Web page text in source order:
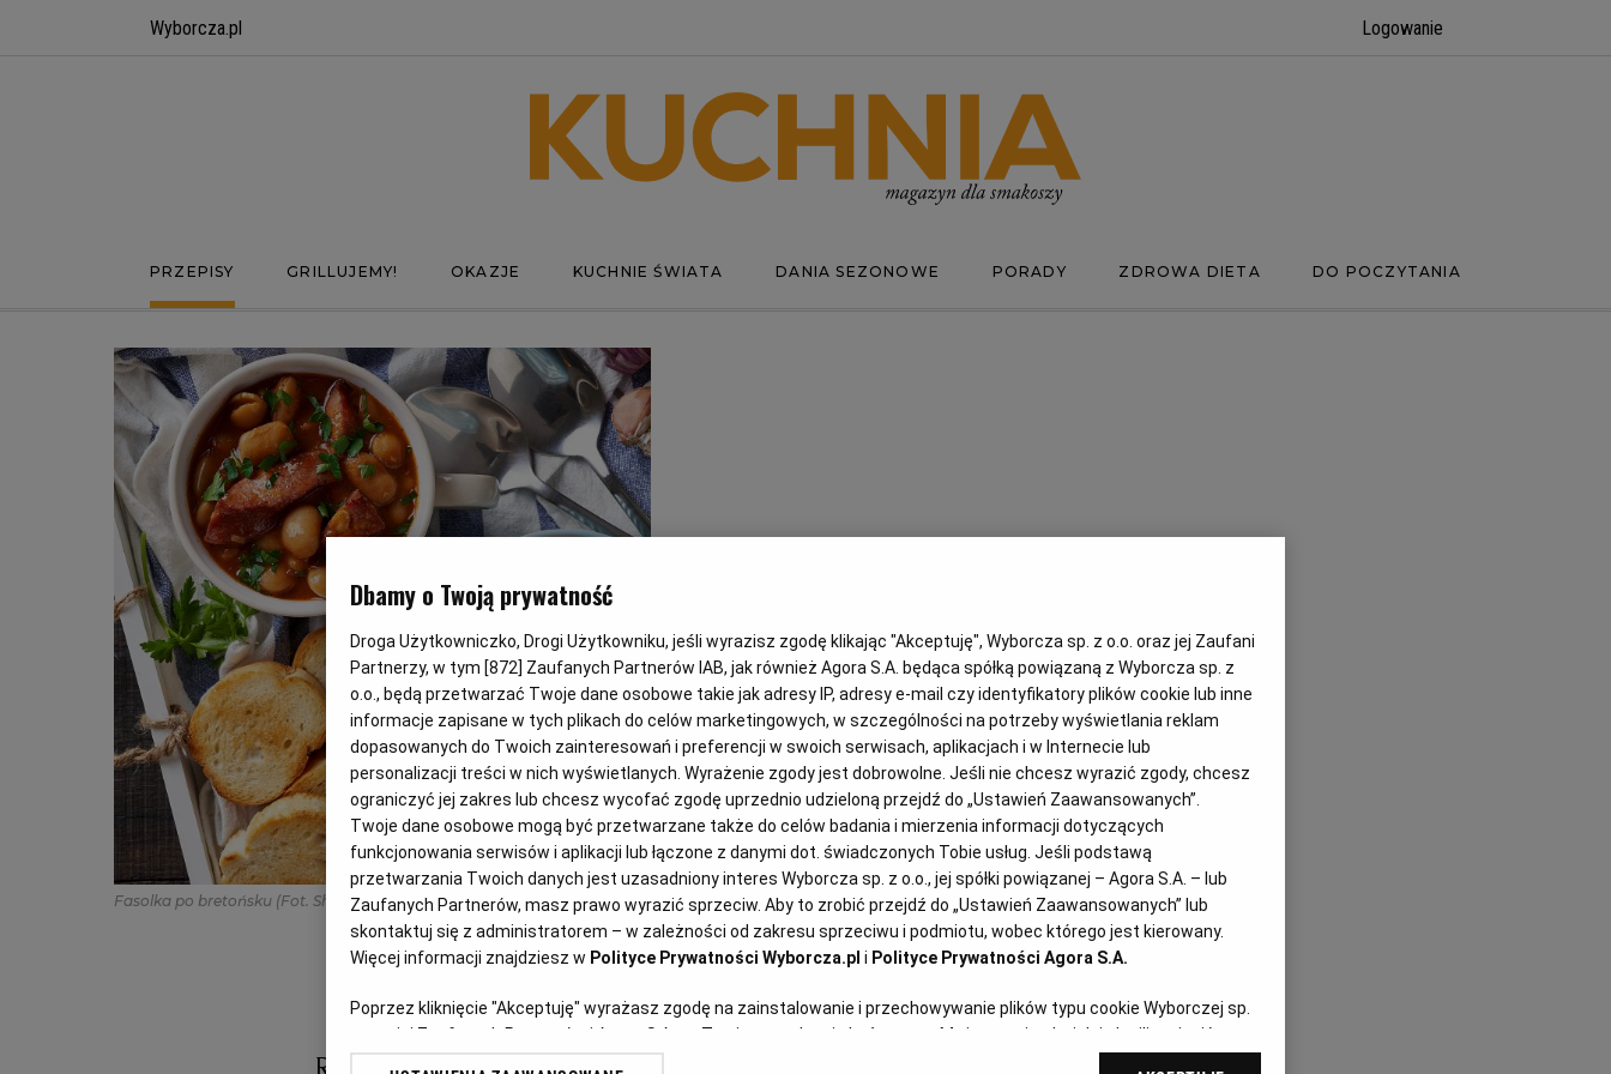
Wyborcza.pl Logowanie
PRZEPISY GRILLUJEMY! OKAZJE KUCHNIE ŚWIATA DANIA SEZONOWE PORADY ZDROWA DIETA DO POCZYTANIA
Fasolka po bretońsku
Anna Gaik 16.10.2024
Fasolka po bretońsku (Fot. Shutterstock)
Dbamy o Twoją prywatność
Droga Użytkowniczko, Drogi Użytkowniku, jeśli wyrazisz zgodę klikając "Akceptuję", Wyborcza sp. z o.o. oraz jej Zaufani
Partnerzy, w tym [872] Zaufanych Partnerów IAB, jak również Agora S.A. będąca spółką powiązaną z Wyborcza sp. z
o.o., będą przetwarzać Twoje dane osobowe takie jak adresy IP, adresy e-mail czy identyfikatory plików cookie lub inne
informacje zapisane w tych plikach do celów marketingowych, w szczególności na potrzeby wyświetlania reklam
dopasowanych do Twoich zainteresowań i preferencji w swoich serwisach, aplikacjach i w Internecie lub
personalizacji treści w nich wyświetlanych. Wyrażenie zgody jest dobrowolne. Jeśli nie chcesz wyrazić zgody, chcesz
ograniczyć jej zakres lub chcesz wycofać zgodę uprzednio udzieloną przejdź do „Ustawień Zaawansowanych”.
Twoje dane osobowe mogą być przetwarzane także do celów badania i mierzenia informacji dotyczących
funkcjonowania serwisów i aplikacji lub łączone z danymi dot. świadczonych Tobie usług. Jeśli podstawą
przetwarzania Twoich danych jest uzasadniony interes Wyborcza sp. z o.o., jej spółki powiązanej – Agora S.A. – lub
Zaufanych Partnerów, masz prawo wyrazić sprzeciw. Aby to zrobić przejdź do „Ustawień Zaawansowanych” lub
skontaktuj się z administratorem – w zależności od zakresu sprzeciwu i podmiotu, wobec którego jest kierowany.
Więcej informacji znajdziesz w Polityce Prywatności Wyborcza.pl i Polityce Prywatności Agora S.A.
Poprzez kliknięcie "Akceptuję" wyrażasz zgodę na zainstalowanie i przechowywanie plików typu cookie Wyborczej sp.
z o. o. jej Zaufanych Partnerów i Agora S.A. na Twoim urządzeniu końcowym. Możesz też w każdej chwili zmienić
swoje preferencje dot. plików cookie, ponownie wywołując narzędzie do zarządzania Twoimi preferencjami dot.